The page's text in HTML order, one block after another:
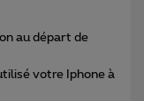
au départ de
votre Iphone à